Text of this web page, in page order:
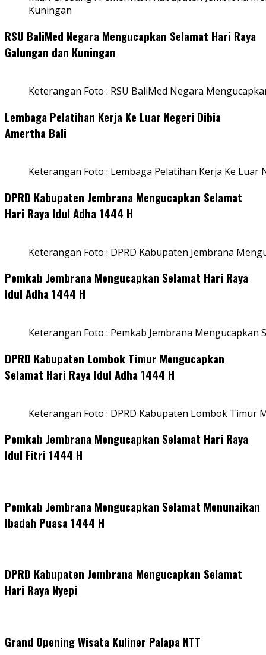
Kuningan
RSU BaliMed Negara Mengucapkan Selamat Hari Raya
Galungan dan Kuningan
Keterangan Foto : RSU BaliMed Negara
Lembaga Pelatihan Kerja Ke Luar Negeri Dibia
Amertha Bali
Keterangan Foto : Lembaga Pelatihan Kerja Ke Luar
DPRD Kabupaten Jembrana Mengucapkan Selamat
Hari Raya Idul Adha 1444 H
Keterangan Foto : DPRD Kabupaten Jembrana
Pemkab Jembrana Mengucapkan Selamat Hari Raya
Idul Adha 1444 H
Keterangan Foto : Pemkab Jembrana Mengucapkan
DPRD Kabupaten Lombok Timur Mengucapkan
Selamat Hari Raya Idul Adha 1444 H
Keterangan Foto : DPRD Kabupaten Lombok Timur
Pemkab Jembrana Mengucapkan Selamat Hari Raya
Idul Fitri 1444 H
Pemkab Jembrana Mengucapkan Selamat Menunaikan
Ibadah Puasa 1444 H
DPRD Kabupaten Jembrana Mengucapkan Selamat
Hari Raya Nyepi
Grand Opening Wisata Kuliner Palapa NTT